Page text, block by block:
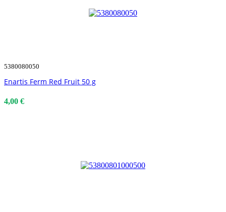
5380080050
Enartis Ferm Red Fruit 50 g
4,00 €